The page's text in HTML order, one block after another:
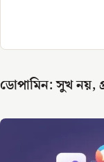
ডোপামিন: সুখ নয়,